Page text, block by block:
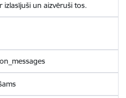
izlasījuši un aizvēruši tos.